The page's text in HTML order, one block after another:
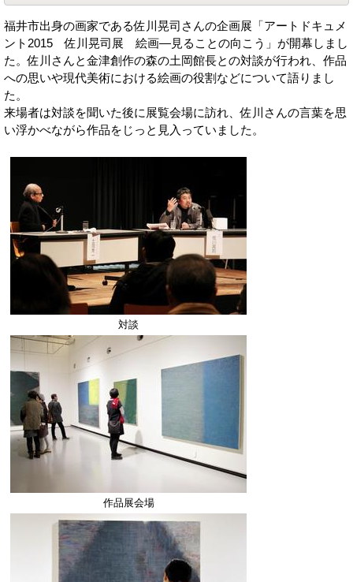
福井市出身の画家である佐川晃司さんの企画展「アートドキュメ
ント2015 佐川晃司展 絵画―見ることの向こう」が開幕しまし
た。佐川さんと金津創作の森の土岡館長との対談が行われ、作品
への思いや現代美術における絵画の役割などについて語りまし
た。
来場者は対談を聞いた後に展覧会場に訪れ、佐川さんの言葉を思
い浮かべながら作品をじっと見入っていました。
対談
作品展会場